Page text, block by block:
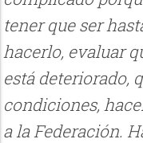
tener que ser
hacerlo, evaluar
está deteriorado,
condiciones,
a la Federación.